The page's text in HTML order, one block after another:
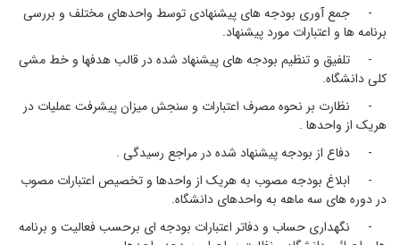
- جمع آوری بودجه های پیشنهادی توسط واحدهای مختلف و بررسی
برنامه ها و اعتبارات مورد پیشنهاد.
- تلفیق و تنظیم بودجه های پیشنهاد شده در قالب هدفها و خط مشی
کلی دانشگاه.
- نظارت بر نحوه مصرف اعتبارات و سنجش میزان پیشرفت عملیات در
هریک از واحدها .
- دفاع از بودجه پیشنهاد شده در مراجع رسیدگی .
- ابلاغ بودجه مصوب به هریک از واحدها و تخصیص اعتبارات مصوب
در دوره های سه ماهه به واحدهای دانشگاه.
- نگهداری حساب و دفاتر اعتبارات بودجه ای برحسب فعالیت و برنامه